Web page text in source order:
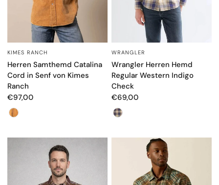
SCHNELLANSICHT
KIMES RANCH
Herren Samthemd Catalina
Cord in Senf von Kimes
Ranch
€97,00
Farbe
SCHNELLANSICHT
WRANGLER
Wrangler Herren Hemd
Regular Western Indigo
Check
€69,00
Farbe